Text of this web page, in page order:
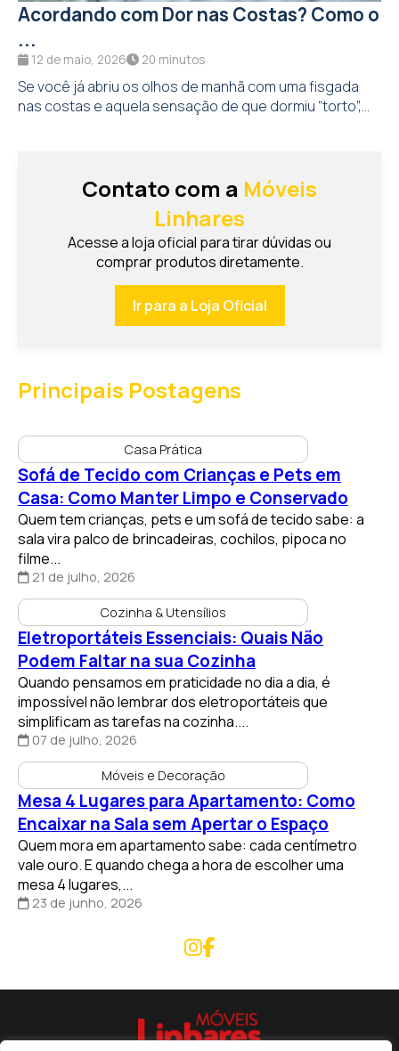
Acordando com Dor nas Costas? Como o
...
12 de maio, 2026 20 minutos
Se você já abriu os olhos de manhã com uma fisgada
nas costas e aquela sensação de que dormiu “torto”,...
Contato com a Móveis
Linhares
Acesse a loja oficial para tirar dúvidas ou
comprar produtos diretamente.
Ir para a Loja Oficial
Principais Postagens
Casa Prática
Sofá de Tecido com Crianças e Pets em
Casa: Como Manter Limpo e Conservado
Quem tem crianças, pets e um sofá de tecido sabe: a
sala vira palco de brincadeiras, cochilos, pipoca no
filme...
21 de julho, 2026
Cozinha & Utensílios
Eletroportáteis Essenciais: Quais Não
Podem Faltar na sua Cozinha
Quando pensamos em praticidade no dia a dia, é
impossível não lembrar dos eletroportáteis que
simplificam as tarefas na cozinha....
07 de julho, 2026
Móveis e Decoração
Mesa 4 Lugares para Apartamento: Como
Encaixar na Sala sem Apertar o Espaço
Quem mora em apartamento sabe: cada centímetro
vale ouro. E quando chega a hora de escolher uma
mesa 4 lugares,...
23 de junho, 2026